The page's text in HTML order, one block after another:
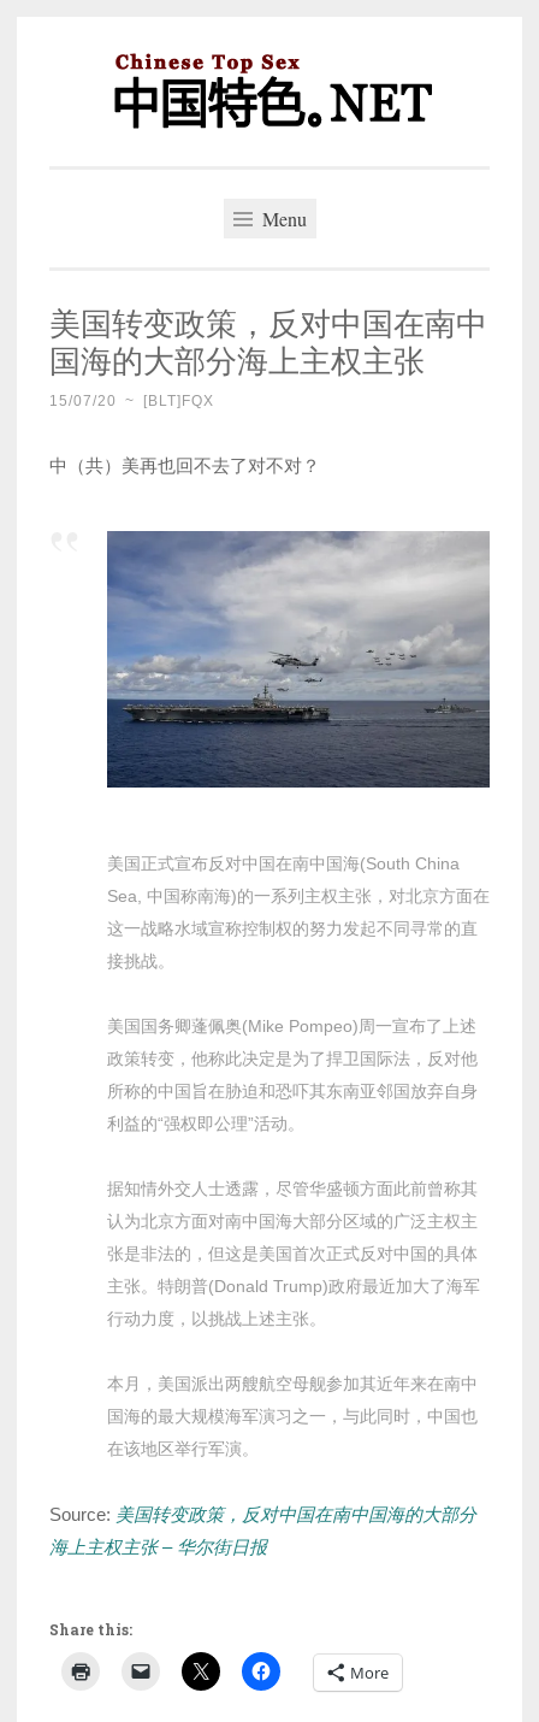
Menu
美国转变政策，反对中国在南中
国海的大部分海上主权主张
15/07/20 ~ [BLT]FQX
中（共）美再也回不去了对不对？
美国正式宣布反对中国在南中国海(South China
Sea, 中国称南海)的一系列主权主张，对北京方面在
这一战略水域宣称控制权的努力发起不同寻常的直
接挑战。
美国国务卿蓬佩奥(Mike Pompeo)周一宣布了上述
政策转变，他称此决定是为了捍卫国际法，反对他
所称的中国旨在胁迫和恐吓其东南亚邻国放弃自身
利益的“强权即公理”活动。
据知情外交人士透露，尽管华盛顿方面此前曾称其
认为北京方面对南中国海大部分区域的广泛主权主
张是非法的，但这是美国首次正式反对中国的具体
主张。特朗普(Donald Trump)政府最近加大了海军
行动力度，以挑战上述主张。
本月，美国派出两艘航空母舰参加其近年来在南中
国海的最大规模海军演习之一，与此同时，中国也
在该地区举行军演。
Source: 美国转变政策，反对中国在南中国海的大部分
海上主权主张 – 华尔街日报
Share this:
More